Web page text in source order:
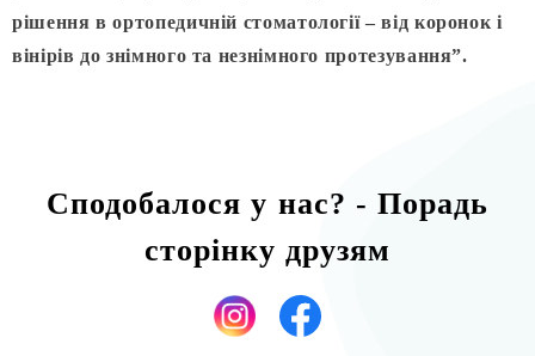
рішення в ортопедичній стоматології – від коронок і
вінірів до знімного та незнімного протезування”.
Сподобалося у нас? - Порадь
сторінку друзям